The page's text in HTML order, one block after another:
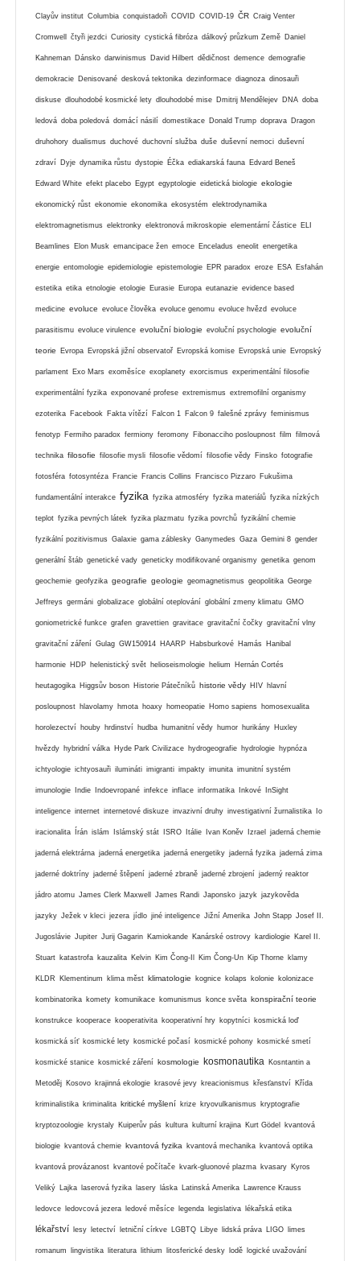
Clayův institut Columbia conquistadoři COVID COVID-19 ČR Craig Venter
Cromwell čtyři jezdci Curiosity cystická fibróza dálkový průzkum Země Daniel
Kahneman Dánsko darwinismus David Hilbert dědičnost demence demografie
demokracie Denisované desková tektonika dezinformace diagnoza dinosauři
diskuse dlouhodobé kosmické lety dlouhodobé mise Dmitrij Mendělejev DNA doba
ledová doba poledová domácí násilí domestikace Donald Trump doprava Dragon
druhohory dualismus duchové duchovní služba duše duševní nemoci duševní
zdraví Dyje dynamika růstu dystopie Éčka ediakarská fauna Edvard Beneš
Edward White efekt placebo Egypt egyptologie eidetická biologie ekologie
ekonomický růst ekonomie ekonomika ekosystém elektrodynamika
elektromagnetismus elektronky elektronová mikroskopie elementární částice ELI
Beamlines Elon Musk emancipace žen emoce Enceladus eneolit energetika
energie entomologie epidemiologie epistemologie EPR paradox eroze ESA Esfahán
estetika etika etnologie etologie Eurasie Europa eutanazie evidence based
medicine evoluce evoluce člověka evoluce genomu evoluce hvězd evoluce
parasitismu evoluce virulence evoluční biologie evoluční psychologie evoluční
teorie Evropa Evropská jižní observatoř Evropská komise Evropská unie Evropský
parlament Exo Mars exoměsíce exoplanety exorcismus experimentální filosofie
experimentální fyzika exponované profese extremismus extremofilní organismy
ezoterika Facebook Fakta vítězí Falcon 1 Falcon 9 falešné zprávy feminismus
fenotyp Fermiho paradox fermiony feromony Fibonacciho posloupnost film filmová
technika filosofie filosofie mysli filosofie vědomí filosofie vědy Finsko fotografie
fotosféra fotosyntéza Francie Francis Collins Francisco Pizzaro Fukušima
fundamentální interakce fyzika fyzika atmosféry fyzika materiálů fyzika nízkých
teplot fyzika pevných látek fyzika plazmatu fyzika povrchů fyzikální chemie
fyzikální pozitivismus Galaxie gama záblesky Ganymedes Gaza Gemini 8 gender
generální štáb genetické vady geneticky modifikované organismy genetika genom
geochemie geofyzika geografie geologie geomagnetismus geopolitika George
Jeffreys germáni globalizace globální oteplování globální zmeny klimatu GMO
goniometrické funkce grafen gravettien gravitace gravitační čočky gravitační vlny
gravitační záření Gulag GW150914 HAARP Habsburkové Hamás Hanibal
harmonie HDP helenistický svět helioseismologie helium Hernán Cortés
heutagogika Higgsův boson Historie Pátečníků historie vědy HIV hlavní
posloupnost hlavolamy hmota hoaxy homeopatie Homo sapiens homosexualita
horolezectví houby hrdinství hudba humanitní vědy humor hurikány Huxley
hvězdy hybridní válka Hyde Park Civilizace hydrogeografie hydrologie hypnóza
ichtyologie ichtyosauři ilumináti imigranti impakty imunita imunitní systém
imunologie Indie Indoevropané infekce inflace informatika Inkové InSight
inteligence internet internetové diskuze invazivní druhy investigativní žurnalistika Io
iracionalita Írán islám Islámský stát ISRO Itálie Ivan Koněv Izrael jaderná chemie
jaderná elektrárna jaderná energetika jaderná energetiky jaderná fyzika jaderná zima
jaderné doktríny jaderné štěpení jaderné zbraně jaderné zbrojení jaderný reaktor
jádro atomu James Clerk Maxwell James Randi Japonsko jazyk jazykověda
jazyky Ježek v kleci jezera jídlo jiné inteligence Jižní Amerika John Stapp Josef II.
Jugoslávie Jupiter Jurij Gagarin Kamiokande Kanárské ostrovy kardiologie Karel II.
Stuart katastrofa kauzalita Kelvin Kim Čong-Il Kim Čong-Un Kip Thorne klamy
KLDR Klementinum klima měst klimatologie kognice kolaps kolonie kolonizace
kombinatorika komety komunikace komunismus konce světa konspirační teorie
konstrukce kooperace kooperativita kooperativní hry kopytníci kosmická loď
kosmická síť kosmické lety kosmické počasí kosmické pohony kosmické smetí
kosmické stanice kosmické záření kosmologie kosmonautika Kosntantin a
Metoděj Kosovo krajinná ekologie krasové jevy kreacionismus křesťanství Křída
kriminalistika kriminalita kritické myšlení krize kryovulkanismus kryptografie
kryptozoologie krystaly Kuiperův pás kultura kulturní krajina Kurt Gödel kvantová
biologie kvantová chemie kvantová fyzika kvantová mechanika kvantová optika
kvantová provázanost kvantové počítače kvark-gluonové plazma kvasary Kyros
Veliký Lajka laserová fyzika lasery láska Latinská Amerika Lawrence Krauss
ledovce ledovcová jezera ledové měsíce legenda legislativa lékařská etika
lékařství lesy letectví letniční církve LGBTQ Libye lidská práva LIGO limes
romanum lingvistika literatura lithium litosferické desky lodě logické uvažování